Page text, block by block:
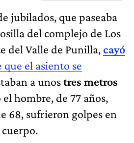
jubilados, que paseaba
del complejo de Los
del Valle de Punilla,cayó
que el asiento se
a unostres metros
hombre, de 77 años,
68, sufrieron golpes en